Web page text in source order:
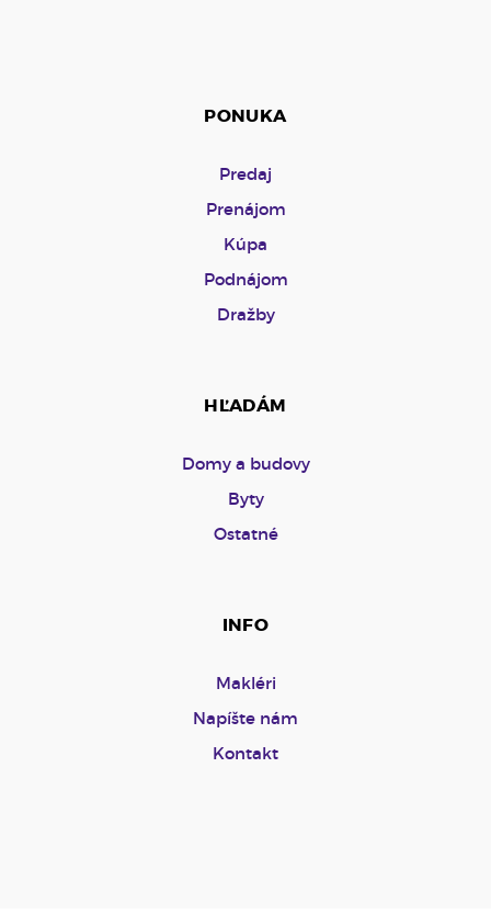
PONUKA
Predaj
Prenájom
Kúpa
Podnájom
Dražby
HĽADÁM
Domy a budovy
Byty
Ostatné
INFO
Makléri
Napíšte nám
Kontakt